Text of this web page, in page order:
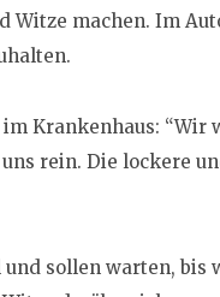
Witze machen. Im
Krankenhaus: “Wir
rein. Die lockere
sollen warten, bis